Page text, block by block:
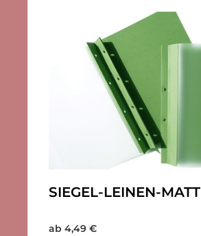
SIEGEL-LEINEN-MATT
ab 4,49 €